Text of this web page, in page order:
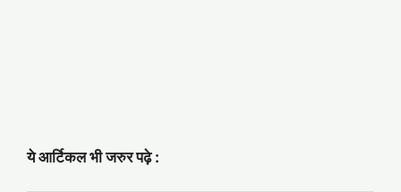
ये आर्टिकल भी जरुर पढ़े :